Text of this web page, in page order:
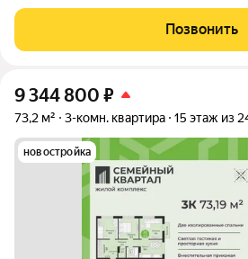
уютная придомовая территория, где
а также приятная
Позвонить
9 344 800 ₽
73,2 м² 3-комн. квартира 15 этаж из
новостройка